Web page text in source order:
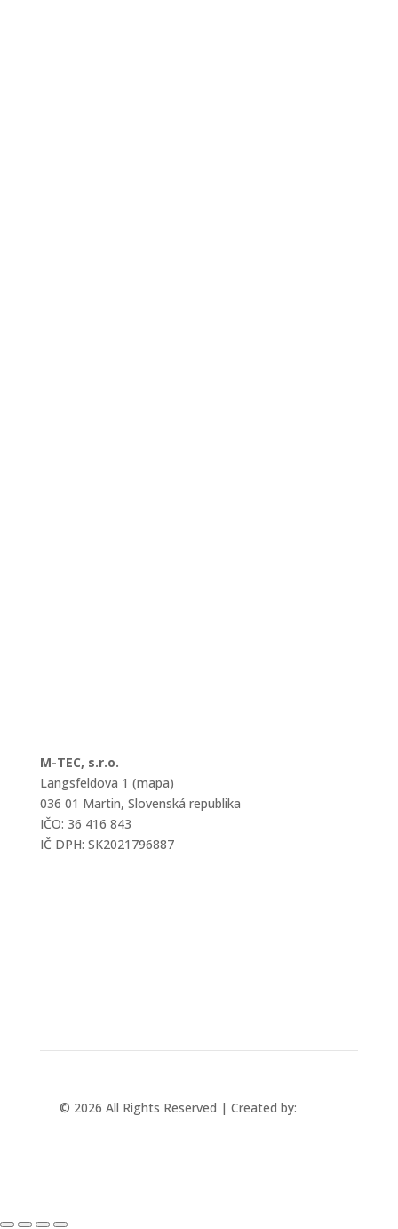
M-TEC, s.r.o.
Langsfeldova 1 (mapa)
036 01 Martin, Slovenská republika
IČO: 36 416 843
IČ DPH: SK2021796887
© 2026 All Rights Reserved | Created by: